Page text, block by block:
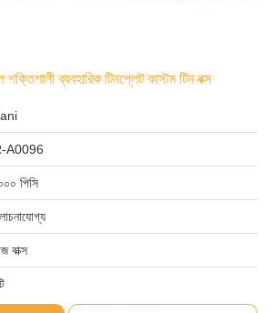
শক্তিশালী ব্যবহারিক টিনপ্লেট কাস্টম টিন বক্স
A0096
পিসি
বাক্স